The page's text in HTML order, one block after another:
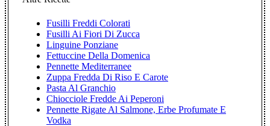
Fusilli Freddi Colorati
Fusilli Ai Fiori Di Zucca
Linguine Ponziane
Fettuccine Della Domenica
Pennette Mediterranee
Zuppa Fredda Di Riso E Carote
Pasta Al Granchio
Chiocciole Fredde Ai Peperoni
Pennette Rigate Al Salmone, Erbe Profumate E
Vodka